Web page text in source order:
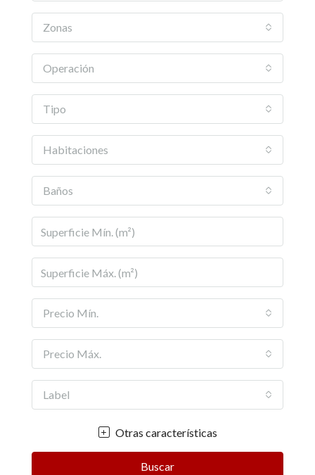
Zonas
Operación
Tipo
Habitaciones
Baños
Precio Mín.
Precio Máx.
Label
Otras características
Buscar